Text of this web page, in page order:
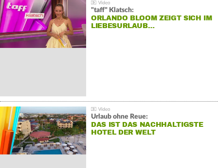
"taff" Klatsch:
ORLANDO BLOOM ZEIGT SICH IM
LIEBESURLAUB…
Urlaub ohne Reue:
DAS IST DAS NACHHALTIGSTE
HOTEL DER WELT